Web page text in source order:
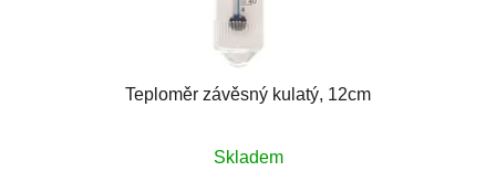
Teploměr závěsný kulatý, 12cm
Skladem